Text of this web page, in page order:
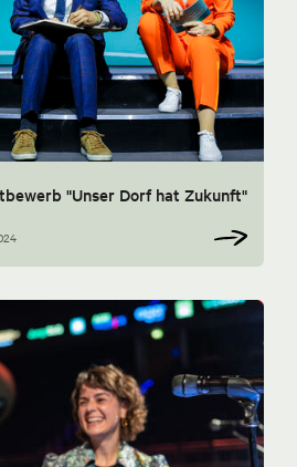
"Unser Dorf hat Zukunft"